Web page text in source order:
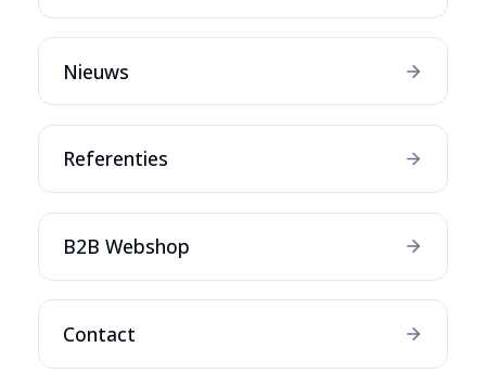
Nieuws
Referenties
B2B Webshop
Contact